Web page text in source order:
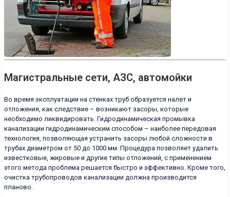
Магистральные сети, АЗС, автомойки
Во время эксплуатации на стенках труб образуется налет и
отложения, как следствие – возникают засоры, которые
необходимо ликвидировать. Гидродинамическая промывка
канализации гидродинамическим способом – наиболее передовая
технология, позволяющая устранить засоры любой сложности в
трубах диаметром от 50 до 1000 мм. Процедура позволяет удалить
известковые, жировые и другие типы отложений, с применением
этого метода проблема решается быстро и эффективно. Кроме того,
очистка трубопроводов канализации должна производится
планово.